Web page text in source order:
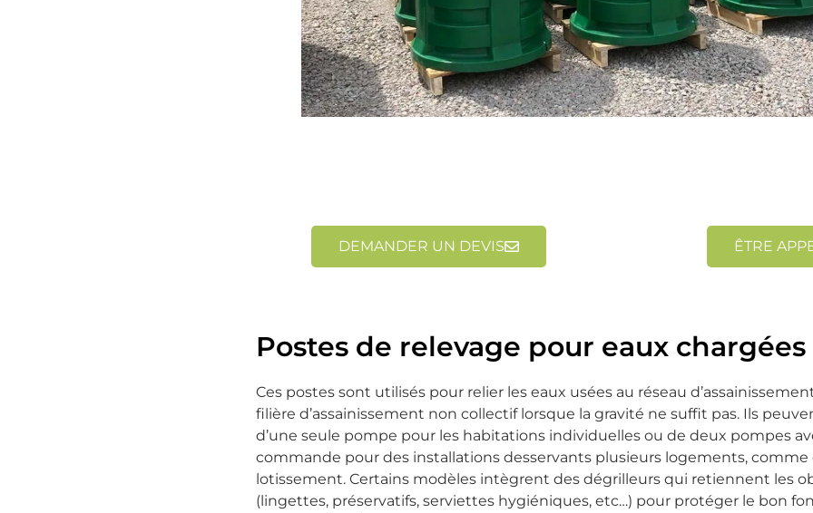
DEMANDER UN DEVIS ÊTRE
Postes de relevage pour eaux chargées
Ces postes sont utilisés pour relier les eaux usées au réseau
filière d’assainissement non collectif lorsque la gravité ne suffit pas. Ils
d’une seule pompe pour les habitations individuelles ou de deux pompes
commande pour des installations desservants plusieurs logements, comme
lotissement. Certains modèles intègrent des dégrilleurs qui retiennent les
(lingettes, préservatifs, serviettes hygiéniques, etc…) pour protéger le bon